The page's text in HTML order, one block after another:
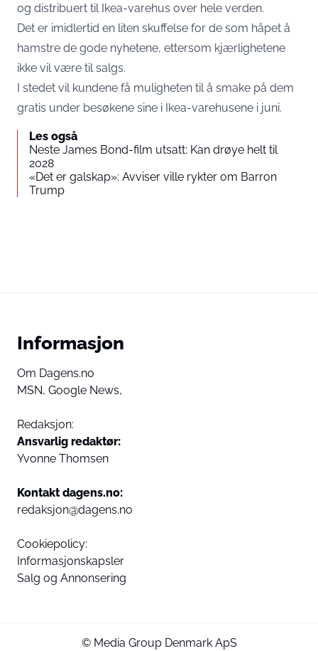
og distribuert til Ikea-varehus over hele verden.
Det er imidlertid en liten skuffelse for de som håpet å
hamstre de gode nyhetene, ettersom kjærlighetene
ikke vil være til salgs.
I stedet vil kundene få muligheten til å smake på dem
gratis under besøkene sine i Ikea-varehusene i juni.
Les også
Neste James Bond-film utsatt: Kan drøye helt til
2028
«Det er galskap»: Avviser ville rykter om Barron
Trump
Informasjon
Om Dagens.no
MSN, Google News,
Redaksjon:
Ansvarlig redaktør:
Yvonne Thomsen
Kontakt dagens.no:
redaksjon@dagens.no
Cookiepolicy:
Informasjonskapsler
Salg og Annonsering
© Media Group Denmark ApS